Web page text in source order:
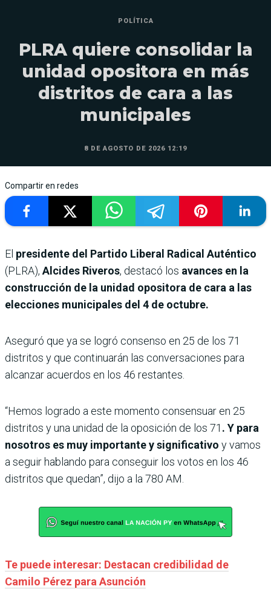
POLÍTICA
PLRA quiere consolidar la
unidad opositora en más
distritos de cara a las
municipales
8 DE AGOSTO DE 2026 12:19
Compartir en redes
El presidente del Partido Liberal Radical Auténtico
(PLRA), Alcides Riveros, destacó los avances en la
construcción de la unidad opositora de cara a las
elecciones municipales del 4 de octubre.
Aseguró que ya se logró consenso en 25 de los 71
distritos y que continuarán las conversaciones para
alcanzar acuerdos en los 46 restantes.
“Hemos logrado a este momento consensuar en 25
distritos y una unidad de la oposición de los 71 . Y para
nosotros es muy importante y significativo y vamos
a seguir hablando para conseguir los votos en los 46
distritos que quedan”, dijo a la 780 AM.
Te puede interesar: Destacan credibilidad de
Camilo Pérez para Asunción